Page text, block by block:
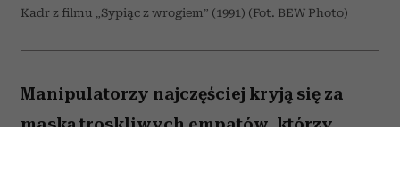
Kadr z filmu „Sypiąc z wrogiem” (1991) (Fot. BEW Photo)
Manipulatorzy najczęściej kryją się za
maską troskliwych empatów, którzy